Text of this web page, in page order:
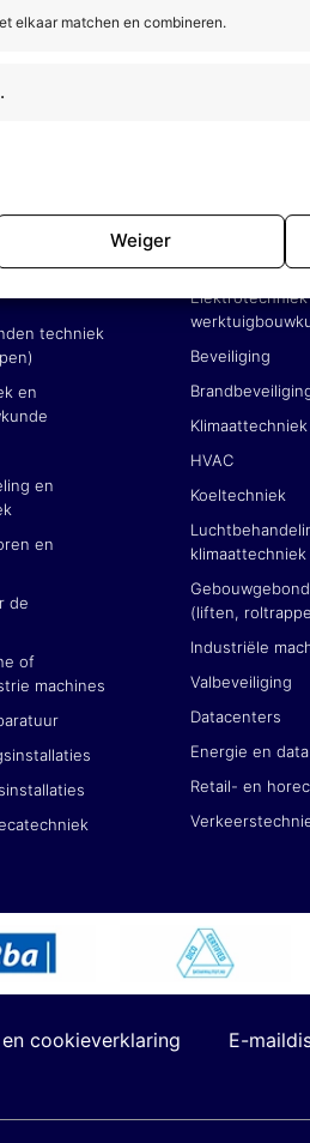
elkaar matchen en combineren.
Weiger
adviesbureaus
techniek
en
en
en
de
of
machines
Technisch
Beveiliging
Klimaattechniek
HVAC
Koeltechniek
klimaattechniek
(liften,
Industriële
Valbeveiliging
Datacenters
Energie en
Retail- en
cookieverklaring E-